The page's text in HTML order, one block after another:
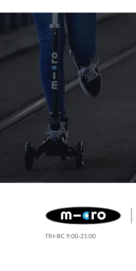
ПН-ВС 9:00-21:00